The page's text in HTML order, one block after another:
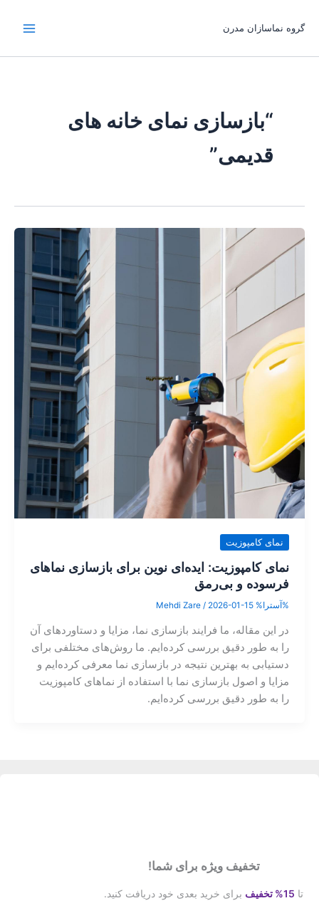
گروه نماسازان مدرن
“بازسازی نمای خانه های
قدیمی”
نمای کامپوزیت
نمای کامپوزیت: ایده‌ای نوین برای بازسازی نماهای
فرسوده و بی‌رمق
%آسترا% Mehdi Zare/ 2026-01-15
در این مقاله، ما فرایند بازسازی نما، مزایا و دستاوردهای آن
را به طور دقیق بررسی کرده‌ایم. ما روش‌های مختلفی برای
دستیابی به بهترین نتیجه در بازسازی نما معرفی کرده‌ایم و
مزایا و اصول بازسازی نما با استفاده از نماهای کامپوزیت
را به طور دقیق بررسی کرده‌ایم.